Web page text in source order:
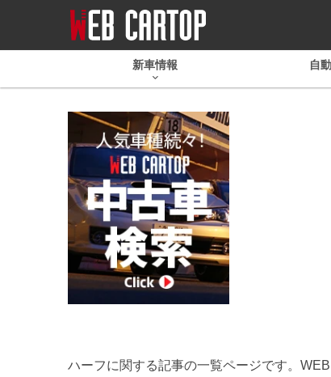
新車情報 自
ハーフに関する記事の一覧ページです。